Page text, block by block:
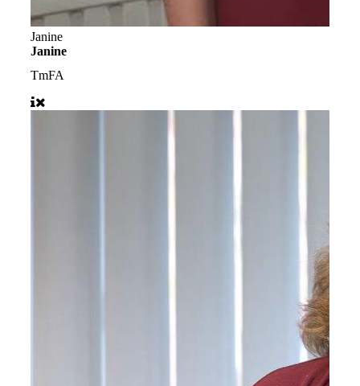
Janine
Janine
TmFA